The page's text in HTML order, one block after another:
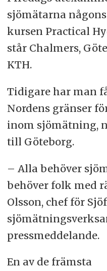
sjömätarna
kursen Practical
står Chalmers,
KTH.
Tidigare har man
Nordens gränser
inom sjömätning,
till Göteborg.
– Alla behöver
behöver folk med
Olsson, chef för
pressmeddelande.
En av de främsta